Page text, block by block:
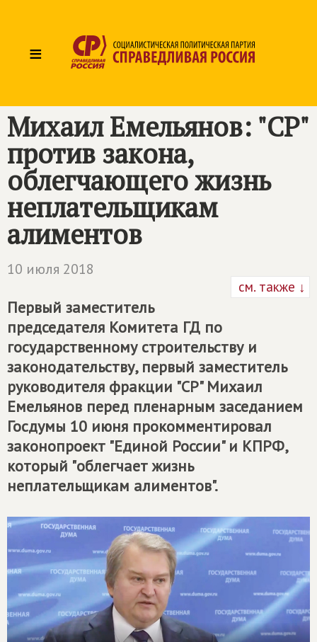
≡
Михаил Емельянов: "СР"
против закона,
облегчающего жизнь
неплательщикам
алиментов
10 июля 2018
см. также ↓
Первый заместитель
председателя Комитета ГД по
государственному строительству и
законодательству, первый заместитель
руководителя фракции "СР" Михаил
Емельянов перед пленарным заседанием
Госдумы 10 июня прокомментировал
законопроект "Единой России" и КПРФ,
который "облегчает жизнь
неплательщикам алиментов".